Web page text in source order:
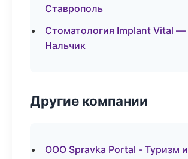
Ставрополь
Стоматология Implant Vital —
Нальчик
Другие компании
ООО Spravka Portal - Туризм и